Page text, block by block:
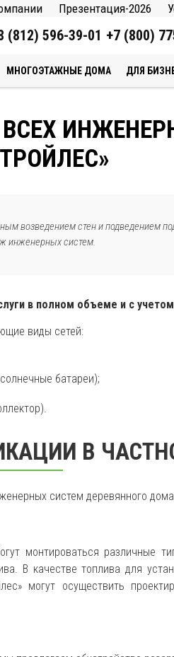
Презентация-2026
(812) 596-39-01 +7 (800)
МНОГОЭТАЖНЫЕ ДОМА ДЛЯ
возведением стен и подведением
инженерных систем.
в полном объеме и с
виды сетей:
батареи);
В
монтироваться различные
В качестве топлива для
могут осуществить